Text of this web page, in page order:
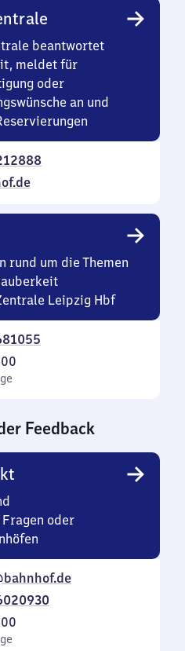
beantwortet
meldet für
oder
an und
rund um die Themen
Leipzig Hbf
Feedback
oder